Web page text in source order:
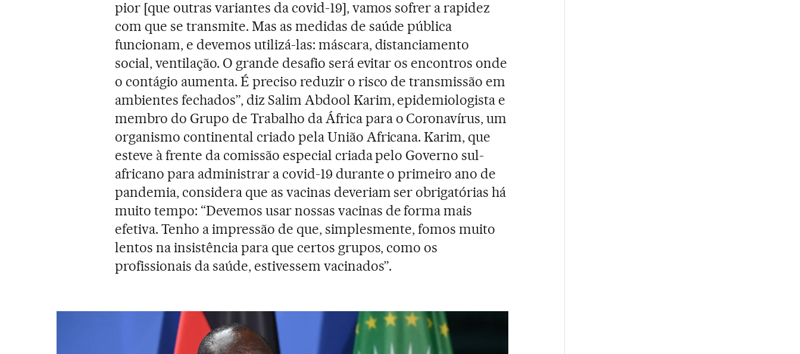
pior [que outras variantes da covid-19], vamos sofrer a rapidez
com que se transmite. Mas as medidas de saúde pública
funcionam, e devemos utilizá-las: máscara, distanciamento
social, ventilação. O grande desafio será evitar os encontros onde
o contágio aumenta. É preciso reduzir o risco de transmissão em
ambientes fechados”, diz Salim Abdool Karim, epidemiologista e
membro do Grupo de Trabalho da África para o Coronavírus, um
organismo continental criado pela União Africana. Karim, que
esteve à frente da comissão especial criada pelo Governo sul-
africano para administrar a covid-19 durante o primeiro ano de
pandemia, considera que as vacinas deveriam ser obrigatórias há
muito tempo: “Devemos usar nossas vacinas de forma mais
efetiva. Tenho a impressão de que, simplesmente, fomos muito
lentos na insistência para que certos grupos, como os
profissionais da saúde, estivessem vacinados”.